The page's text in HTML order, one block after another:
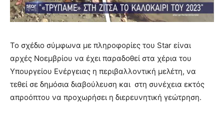
Το σχέδιο σύμφωνα με πληροφορίες του Star είναι
αρχές Νοεμβρίου να έχει παραδοθεί στα χέρια του
Yπουργείου Eνέργειας η περιβαλλοντική μελέτη, να
τεθεί σε δημόσια διαβούλευση και στη συνέχεια εκτός
απροόπτου να προχωρήσει η διερευνητική γεώτρηση.